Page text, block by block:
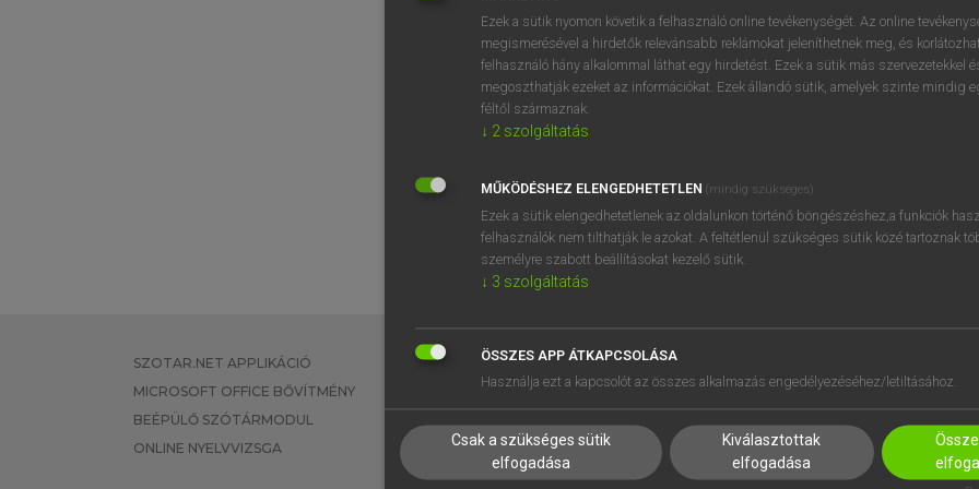
BELÉPÉS
próbaverziójának
regisztrálok ésbelépek.
REGISZTRÁCIÓ
SZOTAR.NET APPLIKÁCIÓ
MICROSOFT OFFICE BŐVÍTMÉNY
BEÉPÜLŐ SZÓTÁRMODUL
ONLINE NYELVVIZSGA
EGYÉNI FELHASZNÁLÓKNAK
TANULÓKNAK
VÁLLALATI MEGOLDÁSOK
SÚGÓ
RÓLUNK
SÜTI BEÁLLÍTÁSOK
Ezek a sütik nyomon követik a felhasználó online tevékenységét. Az online
megismerésével a hirdetők relevánsabb reklámokat jeleníthetnek meg, és
felhasználó hány alkalommal láthat egy hirdetést. Ezek a sütik más szervezetekkel
megoszthatják ezeket az információkat. Ezek állandó sütik, amelyek szinte mindig
féltől származnak.
↓ 2 szolgáltatás
MŰKÖDÉSHEZ ELENGEDHETETLEN (mindig szükséges)
Ezek a sütik elengedhetetlenek az oldalunkon történő böngészéshez,a funkciók
felhasználók nem tilthatják le azokat. A feltétlenül szükséges sütik közé tartoznak
személyre szabott beállításokat kezelő sütik.
↓ 3 szolgáltatás
ÖSSZES APP ÁTKAPCSOLÁSA
Használja ezt a kapcsolót az összes alkalmazás engedélyezéséhez/letiltásához.
Csak a szükséges sütik
elfogadása
Kiválasztottak
elfogadása